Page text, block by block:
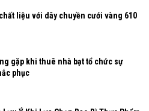
liệu với dây chuyền cưới vàng 610
gặp khi thuê nhà bạt tổ chức sự
phục